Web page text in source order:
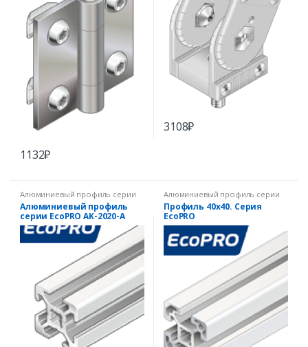
1132₽
3108₽
Алюминиевый профиль серии
EcoPRO
Алюминиевый профиль
серии EcoPRO AK-2020-A
Алюминиевый профиль серии
EcoPRO
Профиль 40х40. Серия
EcoPRO